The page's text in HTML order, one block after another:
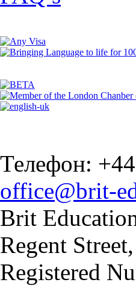
Телефон:
office@brit-
Brit
Regent
Registered